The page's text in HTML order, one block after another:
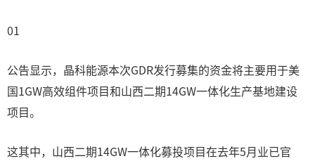
01
公告显示，晶科能源本次GDR发行募集的资金将主要用于美
国1GW高效组件项目和山西二期14GW一体化生产基地建设
项目。
这其中，山西二期14GW一体化募投项目在去年5月业已官